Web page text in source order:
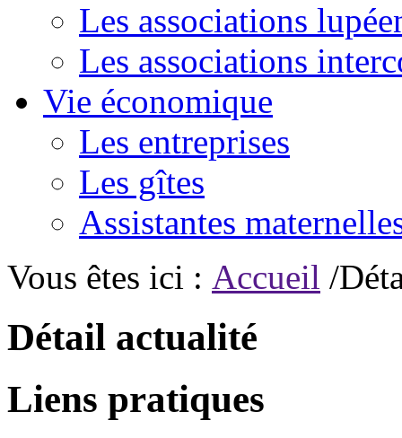
Les associations
Les associations
Vie économique
Les entreprises
Les gîtes
Assistantes
Vous êtes ici : Accueil /
Détail actualité
Liens pratiques